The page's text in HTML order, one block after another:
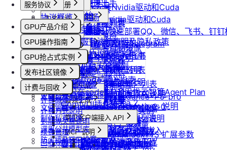
无卡模式
Windows安装Nvidia驱动和Cuda
ubuntu安装Nvidia驱动和Cuda
使用LangBot快速部署QQ、微信、飞书、钉钉
使用Clawdbot连接Telegram
使用Clawdbot连接飞书
创建GPU资源
获取实例资源列表
启动实例
关闭实例
删除实例
重启实例
重装实例
重置实例密码
升降配实例
获取支持的可用区信息列表
查询网络加速服务状态
检查指定规格的资源可用性
实例镜像
获取自制镜像列表
创建自制镜像
删除算力平台自制镜像
获取社区镜像列表
获取平台镜像列表
查询镜像已共享的账户列表
获取镜像标签列表
查询他人共享给自己的镜像
查询已收藏的镜像列表
查询自己发布的社区镜像
查询指定用户的社区镜像
磁盘与云存储
创建并挂载云盘
删除云盘
卸载云盘
扩容云盘
挂载已有云盘
查询云盘扩容价格
挂载 US3 对象存储到实例
云存储文件上传和下载
团队管理
创建团队
邀请成员加入团队
删除团队
查询成员订单列表
查询成员订单数量
查询成员未支付订单
查询成员未支付订单数量
导出团队账单
套餐包快速上手
套餐计费逻辑
套餐用量统计
客户端接入
OpenClaw 云端服务
按量计费说明
按量API调用指南
快速开始
通用说明
认证鉴权
错误码
文本生成
如何获取模型列表
模型协议支持说明
API支持与扩展字段说明
OpenAI-Completions 说明
OpenAI-Response说明
Embeddings 向量嵌入
Gemini 快速开始
图片生成
Nano Banana
Nano Banana Pro
Nano Banana 2
gpt-image-1
gpt-image-1.5
gpt-image-2
doubao-seedream
视频生成
doubao-seedance-1-5-pro
doubao-seedance-2-0
Vidu 系列
Vidu/文生视频
Vidu/图生视频
Wan-AI/Wan2.2-I2V
Wan-AI/Wan2.2-T2V
音频生成
IndexTTS
自定义音色
IndexTeam/IndexTTS 扩展参数
suno音乐生成
常见问题答疑
最佳实践
OpenClaw 接入指南
Claude Code 接入指南
Codex 接入指南
OpenCode 接入指南
如何在codex中调用优云智算Agent Plan
ComfyUI插件接入
常见客户端接入 API
Dify
RAGFlow
MCP 说明
MCP 简介
产品介绍
快速开始
控制台操作
Agent广场
操作指南
模型配置
计费说明
升配与续费
到期与数据说明
账号注册
注册流程
注销账号
实名认证
认证概览
个人认证
高校认证
企业认证
团队管理
团队功能概览
管理员账号操作说明
团队成员账号操作说明
账单与发票
账号充值
提现规则
查看账单
开具发票
服务协议
协议概览
优云智算服务框架协议
优云智算云服务法律声明及隐私政策
优云智算用户协议
优云智算云平台安全规则
优云智算激励活动协议
GPU产品介绍
功能概览
已上线卡型
可用区介绍
GPU操作指南
【新人必看】入门指南
镜像选择
创建实例
登录实例
本地数据上传
文件管理
制作私有镜像
调用公共模型库
防火墙及端口设置
GPU抢占式实例
GPU抢占式实例
发布社区镜像
如何发布社区镜像
更新已发布的社区镜像
计费与回收
计费概览
计费方式说明
到期或欠费说明
续费管理
回收规则